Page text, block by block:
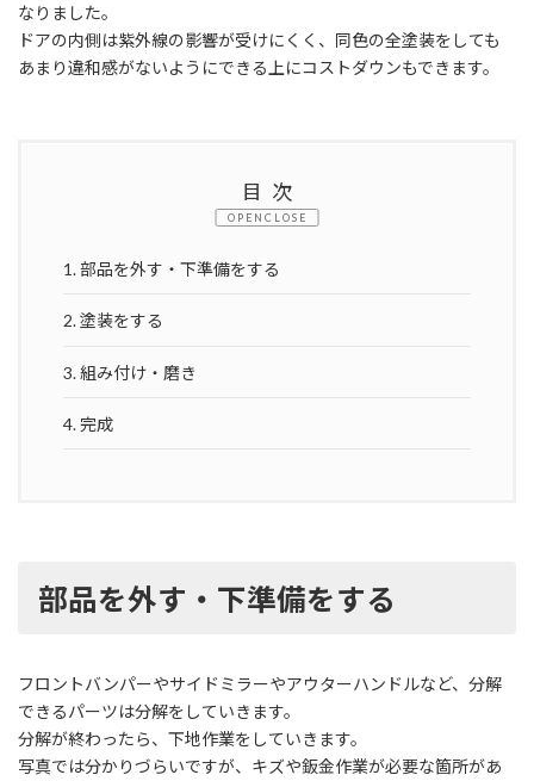
なりました。
ドアの内側は紫外線の影響が受けにくく、同色の全塗装をしても
あまり違和感がないようにできる上にコストダウンもできます。
目次
CLOSE
1.部品を外す・下準備をする
2.塗装をする
3.組み付け・磨き
4.完成
部品を外す・下準備をする
フロントバンパーやサイドミラーやアウターハンドルなど、分解
できるパーツは分解をしていきます。
分解が終わったら、下地作業をしていきます。
写真では分かりづらいですが、キズや鈑金作業が必要な箇所があ